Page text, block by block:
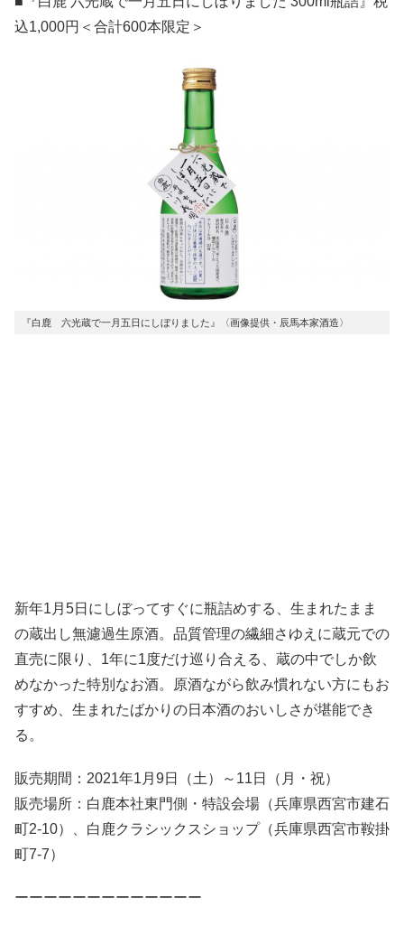
込1,000円＜合計600本限定＞
『白鹿 六光蔵で一月五日にしぼりました』〈画像提供・辰馬本家酒造〉
新年1月5日にしぼってすぐに瓶詰めする、生まれたまま
の蔵出し無濾過生原酒。品質管理の繊細さゆえに蔵元での
直売に限り、1年に1度だけ巡り合える、蔵の中でしか飲
めなかった特別なお酒。原酒ながら飲み慣れない方にもお
すすめ、生まれたばかりの日本酒のおいしさが堪能でき
る。
販売期間：2021年1月9日（土）～11日（月・祝）
販売場所：白鹿本社東門側・特設会場（兵庫県西宮市建石
町2-10）、白鹿クラシックスショップ（兵庫県西宮市鞍掛
町7-7）
ーーーーーーーーーーーーー